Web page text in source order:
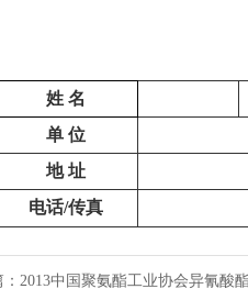
姓 名
单 位
地 址
电话/传真
：2013中国聚氨酯工业协会异氰酸